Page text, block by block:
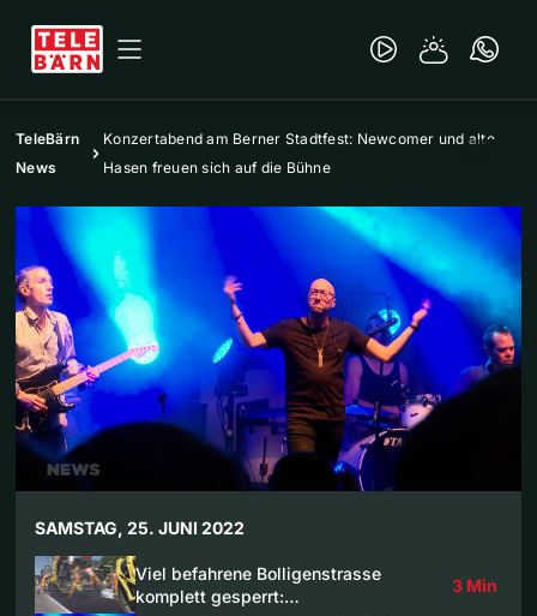
TeleBärn
News
Konzertabend am Berner Stadtfest: Newcomer und alte
Hasen freuen sich auf die Bühne
SAMSTAG, 25. JUNI 2022
Viel befahrene Bolligenstrasse
komplett gesperrt:…
3 Min